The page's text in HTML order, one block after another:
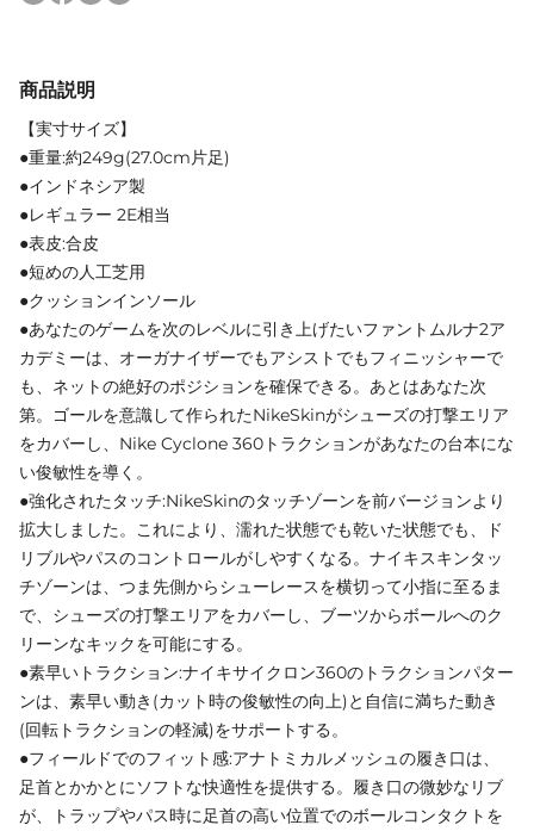
商品説明
【実寸サイズ】
●重量:約249g(27.0cm片足)
●インドネシア製
●レギュラー 2E相当
●表皮:合皮
●短めの人工芝用
●クッションインソール
●あなたのゲームを次のレベルに引き上げたいファントムルナ2ア
カデミーは、オーガナイザーでもアシストでもフィニッシャーで
も、ネットの絶好のポジションを確保できる。あとはあなた次
第。ゴールを意識して作られたNikeSkinがシューズの打撃エリア
をカバーし、Nike Cyclone 360トラクションがあなたの台本にな
い俊敏性を導く。
●強化されたタッチ:NikeSkinのタッチゾーンを前バージョンより
拡大しました。これにより、濡れた状態でも乾いた状態でも、ド
リブルやパスのコントロールがしやすくなる。ナイキスキンタッ
チゾーンは、つま先側からシューレースを横切って小指に至るま
で、シューズの打撃エリアをカバーし、ブーツからボールへのク
リーンなキックを可能にする。
●素早いトラクション:ナイキサイクロン360のトラクションパター
ンは、素早い動き(カット時の俊敏性の向上)と自信に満ちた動き
(回転トラクションの軽減)をサポートする。
●フィールドでのフィット感:アナトミカルメッシュの履き口は、
足首とかかとにソフトな快適性を提供する。履き口の微妙なリブ
が、トラップやパス時に足首の高い位置でのボールコンタクトを